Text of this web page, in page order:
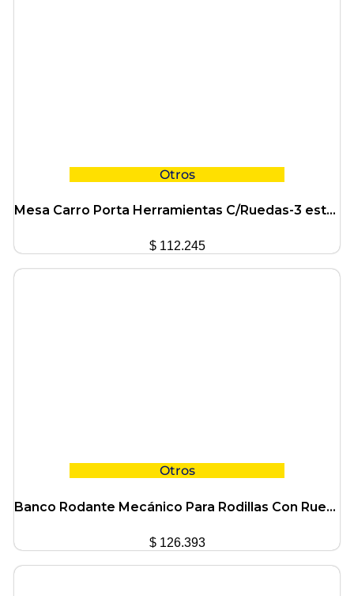
Otros
Mesa Carro Porta Herramientas C/Ruedas-3 estantes Ciccarelli
$112.245
Otros
Banco Rodante Mecánico Para Rodillas Con Ruedas Ciccarelli
$126.393